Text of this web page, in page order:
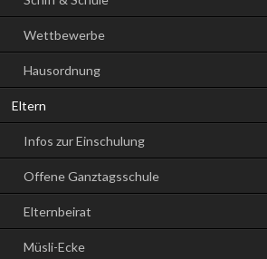
Wettbewerbe
Hausordnung
Eltern
Infos zur Einschulung
Offene Ganztagsschule
Elternbeirat
Müsli-Ecke